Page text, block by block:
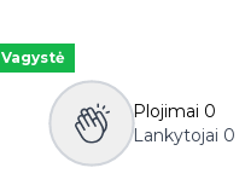
Vagystė
Plojimai 0
Lankytojai 0